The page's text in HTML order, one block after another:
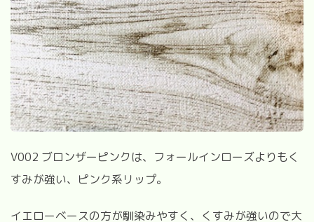
V002 ブロンザーピンクは、フォールインローズよりもく
すみが強い、ピンク系リップ。
イエローベースの方が馴染みやすく、くすみが強いので大